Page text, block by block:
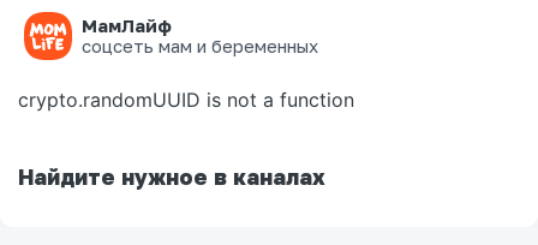
МамЛайф
соцсеть мам и беременных
Ошибка на странице
crypto.randomUUID is not a function
Найдите нужное в каналах